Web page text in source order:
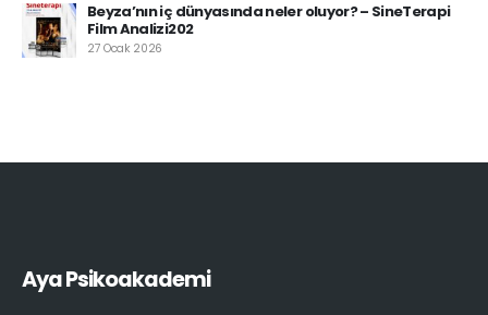
Beyza’nın iç dünyasında neler oluyor? – SineTerapi
Film Analizi202
27 Ocak 2026
Aya Psikoakademi